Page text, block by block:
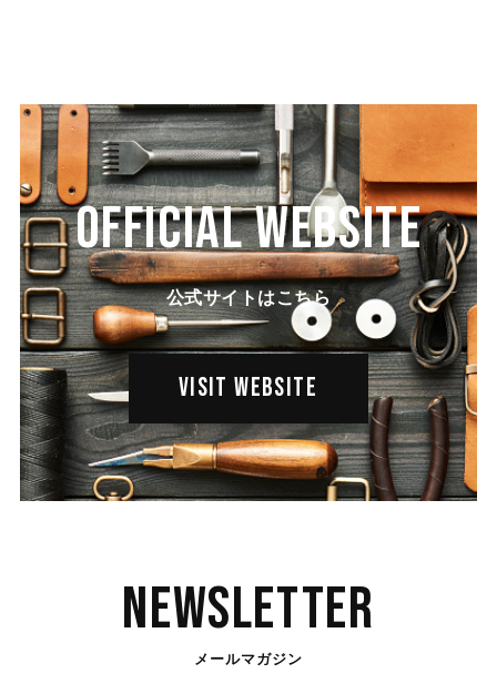
OFFICIAL WEBSITE
公式サイトはこちら
VISIT WEBSITE
Newsletter
メールマガジン